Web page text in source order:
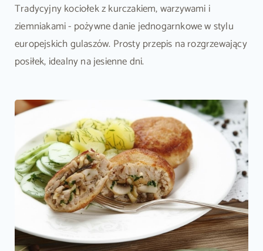
Tradycyjny kociołek z kurczakiem, warzywami i
ziemniakami - pożywne danie jednogarnkowe w stylu
europejskich gulaszów. Prosty przepis na rozgrzewający
posiłek, idealny na jesienne dni.